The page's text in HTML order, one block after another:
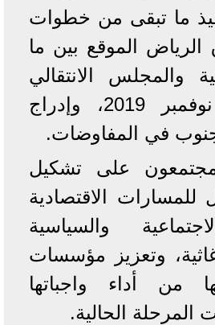
ما تبقى من خطوات
الرياض الموقع بين ما
والمجلس الانتقالي
الجنوبي في نوفمبر 2019، وإدراج
في المفاوضات.
على تشكيل
الاقتصادية
والسياسية
وتعزيز مؤسسات
من أداء واجباتها
المرحلة الحالية.